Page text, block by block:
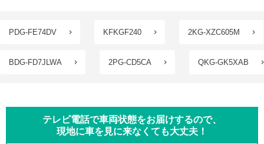
PDG-FE74DV KFKGF240 2KG-XZC605M
BDG-FD7JLWA 2PG-CD5CA QKG-GK5XAB
テレビ電話で車両状態をお届けするので、
現地に車を見に来なくても大丈夫！